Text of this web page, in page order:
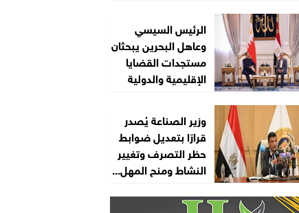
الرئيس السيسي
وعاهل البحرين يبحثان
مستجدات القضايا
الإقليمية والدولية
وزير الصناعة يُصدر
قرارًا بتعديل ضوابط
حظر التصرف وتغيير
النشاط ومنح المهل...